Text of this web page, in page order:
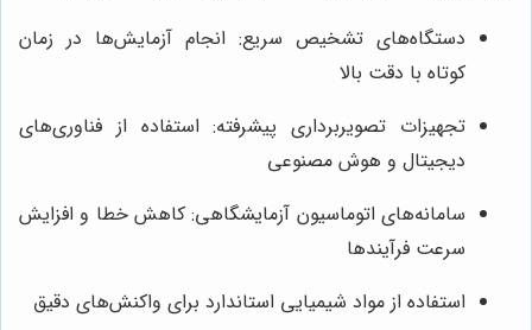
دستگاه‌های تشخیص سریع: انجام آزمایش‌ها در زمان
کوتاه با دقت بالا
تجهیزات تصویربرداری پیشرفته: استفاده از فناوری‌های
دیجیتال و هوش مصنوعی
سامانه‌های اتوماسیون آزمایشگاهی: کاهش خطا و افزایش
سرعت فرآیندها
استفاده از مواد شیمیایی استاندارد برای واکنش‌های دقیق